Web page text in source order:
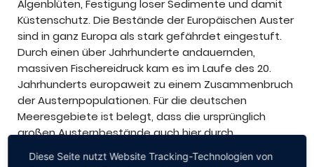
Algenblüten, Festigung loser Sedimente und damit
Küstenschutz. Die Bestände der Europäischen Auster
sind in ganz Europa als stark gefährdet eingestuft.
Durch einen über Jahrhunderte andauernden,
massiven Fischereidruck kam es im Laufe des 20.
Jahrhunderts europaweit zu einem Zusammenbruch
der Austernpopulationen. Für die deutschen
Meeresgebiete ist belegt, dass die ursprünglich
großen Austernbestände auch hier durch
Diese Seite nutzt Website Tracking-Technologien von